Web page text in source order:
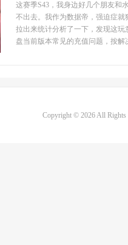
这赛季S43，我身边好几个朋友和
不出去。我作为数据帝，强迫症
拉出来统计分析了一下，发现这玩
盘当前版本常见的充值问题，按
Copyright © 2026 All